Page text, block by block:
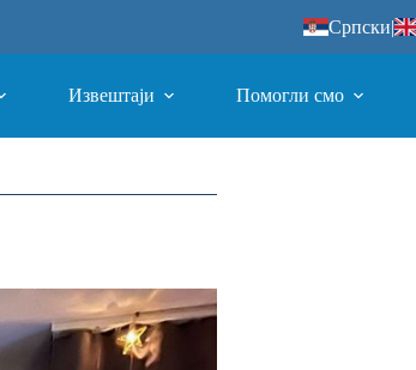
Српски|
Извештаји Помогли смо